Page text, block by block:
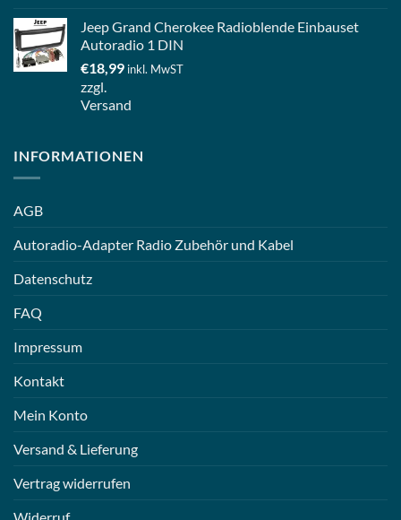
Jeep Grand Cherokee Radioblende Einbauset
Autoradio 1 DIN
€18,99 inkl. MwST
zzgl.
Versand
INFORMATIONEN
AGB
Autoradio-Adapter Radio Zubehör und Kabel
Datenschutz
FAQ
Impressum
Kontakt
Mein Konto
Versand & Lieferung
Vertrag widerrufen
Widerruf